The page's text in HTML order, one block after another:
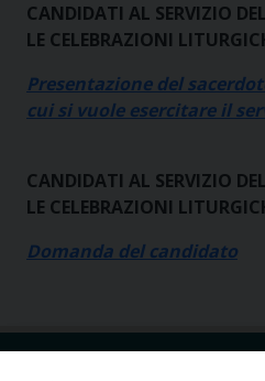
CANDIDATI AL SERVIZIO
LE CELEBRAZIONI
Presentazione del
cui si vuole esercitare il
CANDIDATI AL SERVIZIO
LE CELEBRAZIONI
Domanda del candidato